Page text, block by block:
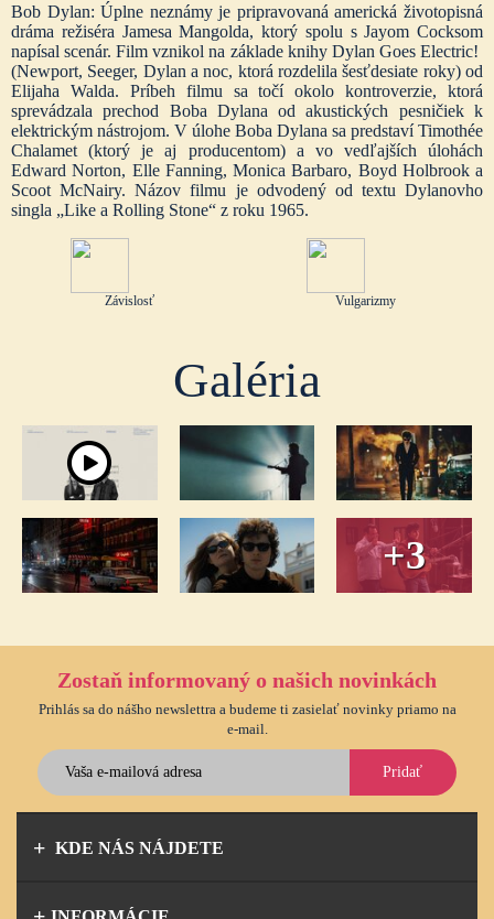
Bob Dylan: Úplne neznámy je pripravovaná americká životopisná
dráma režiséra Jamesa Mangolda, ktorý spolu s Jayom Cocksom
napísal scenár. Film vznikol na základe knihy Dylan Goes Electric!
(Newport, Seeger, Dylan a noc, ktorá rozdelila šesťdesiate roky) od
Elijaha Walda. Príbeh filmu sa točí okolo kontroverzie, ktorá
sprevádzala prechod Boba Dylana od akustických pesničiek k
elektrickým nástrojom. V úlohe Boba Dylana sa predstaví Timothée
Chalamet (ktorý je aj producentom) a vo vedľajších úlohách
Edward Norton, Elle Fanning, Monica Barbaro, Boyd Holbrook a
Scoot McNairy. Názov filmu je odvodený od textu Dylanovho
singla „Like a Rolling Stone“ z roku 1965.
Závislosť Vulgarizmy
Galéria
+3
Zostaň informovaný o našich novinkách
Prihlás sa do nášho newslettra a budeme ti zasielať novinky priamo na
e-mail.
Pridať
KDE NÁS NÁJDETE